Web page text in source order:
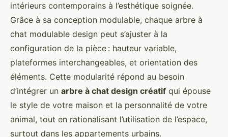
intérieurs contemporains à l’esthétique soignée.
Grâce à sa conception modulable, chaque arbre à
chat modulable design peut s’ajuster à la
configuration de la pièce : hauteur variable,
plateformes interchangeables, et orientation des
éléments. Cette modularité répond au besoin
d’intégrer un arbre à chat design créatif qui épouse
le style de votre maison et la personnalité de votre
animal, tout en rationalisant l’utilisation de l’espace,
surtout dans les appartements urbains.